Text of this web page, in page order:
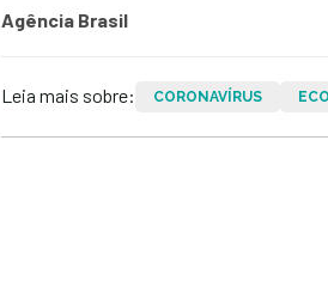
Agência Brasil
Leia mais sobre: CORONAVÍRUS